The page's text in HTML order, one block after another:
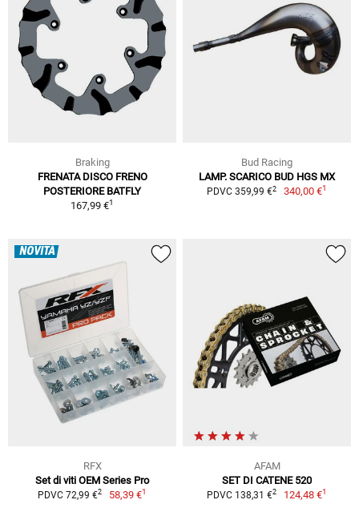
Braking
FRENATA DISCO FRENO
POSTERIORE BATFLY
167,99 €1
Bud Racing
LAMP. SCARICO BUD HGS MX
PDVC 359,99 €2 340,00 €1
NOVITÀ
RFX
Set di viti OEM Series Pro
PDVC 72,99 €2 58,39 €1
AFAM
SET DI CATENE 520
PDVC 138,31 €2 124,48 €1